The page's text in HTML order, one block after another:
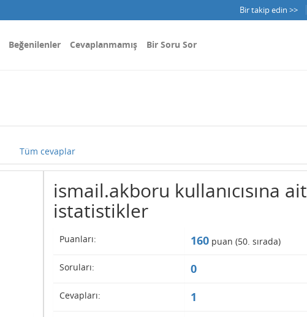
Bir takip edin >>
Beğenilenler Cevaplanmamış Bir Soru Sor
Tüm cevaplar
ismail.akboru kullanıcısına ait
istatistikler
Puanları: 160puan (50. sırada)
Soruları: 0
Cevapları: 1